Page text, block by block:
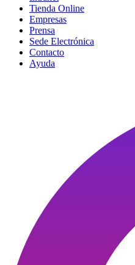
Tienda Online
Empresas
Prensa
Sede Electrónica
Contacto
Ayuda